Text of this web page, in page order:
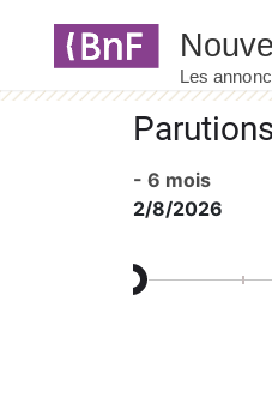
- 6 mois
2/8/2026